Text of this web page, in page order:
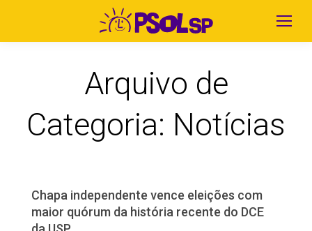
Arquivo de
Categoria: Notícias
Chapa independente vence eleições com
maior quórum da história recente do DCE